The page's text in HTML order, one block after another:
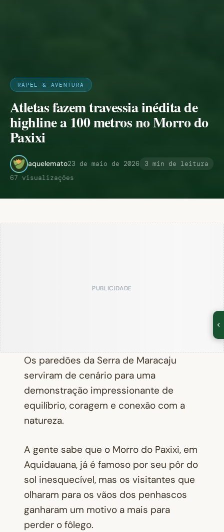
RAPEL & AVENTURA
Atletas fazem travessia inédita de
highline a 100 metros no Morro do
Paxixi
aquelemato23 de maio de 2026
3 min de leitura
67 visualizações
PUBLICIDADE
Os paredões da Serra de Maracaju
serviram de cenário para uma
demonstração impressionante de
equilíbrio, coragem e conexão com a
natureza.
A gente sabe que o Morro do Paxixi, em
Aquidauana, já é famoso por seu pôr do
sol inesquecível, mas os visitantes que
olharam para os vãos dos penhascos
ganharam um motivo a mais para
perder o fôlego.